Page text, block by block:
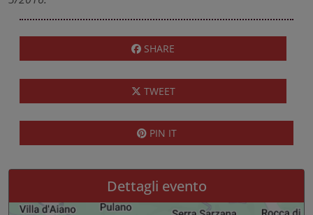
SHARE
TWEET
PIN IT
Dettagli evento